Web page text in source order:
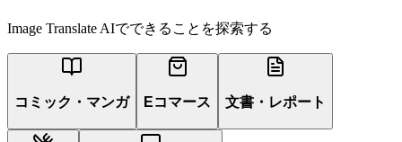
Image Translate AIでできることを探索する
コミック・マンガ Eコマース 文書・レポート